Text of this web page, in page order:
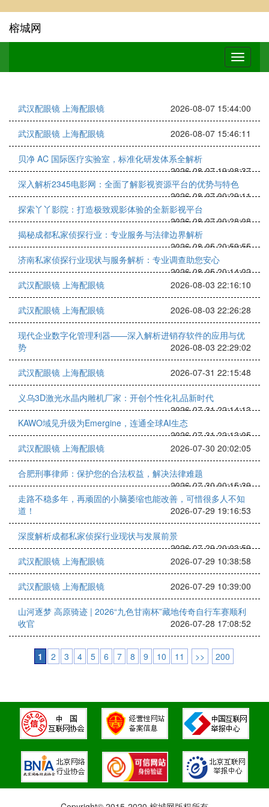
榕城网
武汉配眼镜 上海配眼镜 2026-08-07 15:44:00
武汉配眼镜 上海配眼镜 2026-08-07 15:46:11
贝净 AC 国际医疗实验室，标准化研发体系全解析
2026-08-07 19:08:37
深入解析2345电影网：全面了解影视资源平台的优势与特色
2026-08-07 00:29:11
探索丫丫影院：打造极致观影体验的全新影视平台
2026-08-07 00:28:08
揭秘成都私家侦探行业：专业服务与法律边界解析
2026-08-05 20:59:55
济南私家侦探行业现状与服务解析：专业调查助您安心
2026-08-05 20:14:02
武汉配眼镜 上海配眼镜
2026-08-03 22:16:10
武汉配眼镜 上海配眼镜 2026-08-03 22:26:28
现代企业数字化管理利器——深入解析进销存软件的应用与优
势
2026-08-03 22:29:02
武汉配眼镜 上海配眼镜 2026-07-31 22:15:48
义乌3D激光水晶内雕机厂家：开创个性化礼品新时代
2026-07-31 22:14:13
KAWO域见升级为Emergine，连通全球AI生态
2026-07-31 22:13:05
武汉配眼镜 上海配眼镜
2026-07-30 20:02:05
合肥刑事律师：保护您的合法权益，解决法律难题
2026-07-30 00:15:39
走路不稳多年，再顽固的小脑萎缩也能改善，可惜很多人不知
道！
2026-07-29 19:16:53
深度解析成都私家侦探行业现状与发展前景
2026-07-29 20:03:59
武汉配眼镜 上海配眼镜
2026-07-29 10:38:58
武汉配眼镜 上海配眼镜 2026-07-29 10:39:00
山河逐梦 高原骑迹 | 2026“九色甘南杯”藏地传奇自行车赛顺利
收官
2026-07-28 17:08:52
1 2 3 4 5 6 7 8 9 10 11 >> 200